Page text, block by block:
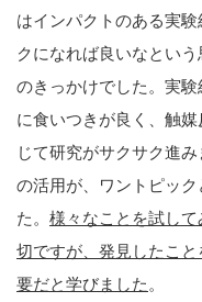
はインパクトのある実
クになれば良いなとい
のきっかけでした。実
に食いつきが良く、触
じて研究がサクサク進
の活用が、ワントピッ
た。 様々なことを試し
切ですが、発見したこ
要だと学びました 。